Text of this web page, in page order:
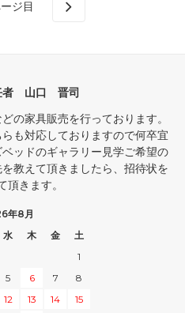
ジ目
者 山口 晋司
の家具販売を行っております。
も対応しておりますので何卒宜
ッドのギャラリー見学ご希望の
教えて頂きましたら、招待状を
頂きます。
年8月
水 木 金
土
1
5 6 7
8
12 13 14
15